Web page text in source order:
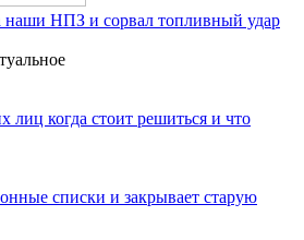
наши НПЗ и сорвал топливный удар
лиц когда стоит решиться и что
списки и закрывает старую